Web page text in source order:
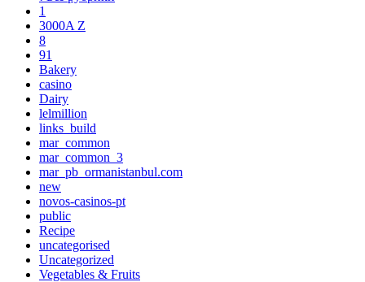
1
3000A Z
8
91
Bakery
casino
Dairy
lelmillion
links_build
mar_common
mar_common_3
mar_pb_ormanistanbul.com
new
novos-casinos-pt
public
Recipe
uncategorised
Uncategorized
Vegetables & Fruits